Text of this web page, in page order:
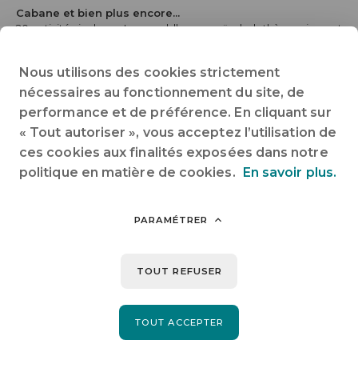
Cabane et bien plus encore...
20 activités incluses. Lac, paddles, canoës, ludothèque, jeux et
Cabane de 2 à 4 personnes
2 nuits minimum
☀️ Du 13/07 au 22/08/2026 : 7 nuits minimum > arrivée-
départ : LUNDI, MERCREDI, SAMEDI
NOUVEAUTÉ ❤️ !
Si vous n’êtes que 2 vous ne payez que pour
2.
Nous utilisons des cookies strictement
nécessaires au fonctionnement du site, de
performance et de préférence. En cliquant sur
« Tout autoriser », vous acceptez l’utilisation de
ces cookies aux finalités exposées dans notre
politique en matière de cookies. En savoir plus.
PARAMÉTRER
TOUT REFUSER
TOUT ACCEPTER